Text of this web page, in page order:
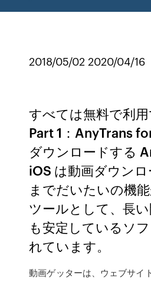
2018/05/02 2020/04/16
すべては無料で利用
Part 1：AnyTrans
ダウンロードする
iOS は動画ダウン
までだいたいの機
ツールとして、長
も安定しているソ
れています。
動画ゲッターは、ウェブサイ